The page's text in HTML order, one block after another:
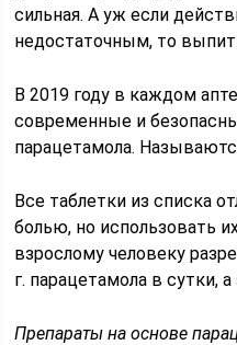
сильная. А уж если
недостаточным, то
В 2019 году в каждом
современные и
парацетамола.
Все таблетки из списка
болью, но использовать
взрослому человеку
г. парацетамола в сутки, а
Препараты на основе